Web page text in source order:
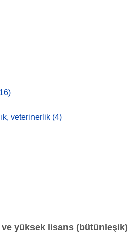
veterinerlik (4)
yüksek lisans (bütünleşik)